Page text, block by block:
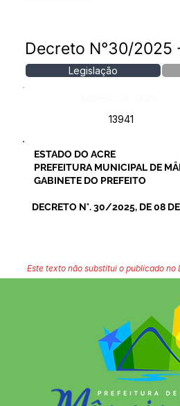
Decreto N°30/2025
Legislação
13941
ESTADO DO ACRE
PREFEITURA MUNICIPAL DE
GABINETE DO PREFEITO
DECRETO N°. 30/2025, DE 08
Este texto não substitui o publicado